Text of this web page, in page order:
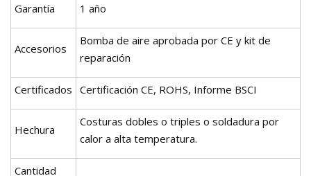
Garantía 1 año
Accesorios
Bomba de aire aprobada por CE y kit de
reparación
Certificados Certificación CE, ROHS, Informe BSCI
Hechura
Costuras dobles o triples o soldadura por
calor a alta temperatura.
Cantidad